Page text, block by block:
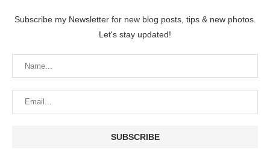
Subscribe my Newsletter for new blog posts, tips & new photos.
Let's stay updated!